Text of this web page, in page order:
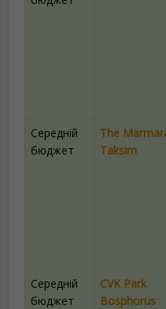
Середній
бюджет
The
Taksim
Середній
бюджет
CVK Park
Bosphorus